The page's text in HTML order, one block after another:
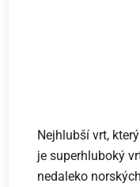
Nejhlubší vrt,
je superhluboký
nedaleko